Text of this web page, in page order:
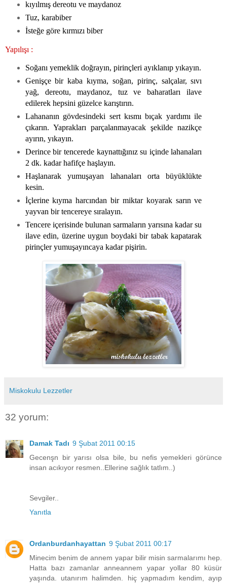
kıyılmış dereotu ve maydanoz
Tuz, karabiber
İsteğe göre kırmızı biber
Yapılışı :
Soğanı yemeklik doğrayın, pirinçleri ayıklanıp yıkayın.
Genişçe bir kaba kıyma, soğan, pirinç, salçalar, sıvı
yağ, dereotu, maydanoz, tuz ve baharatları ilave
edilerek hepsini güzelce karıştırın.
Lahananın gövdesindeki sert kısmı bıçak yardımı ile
çıkarın. Yaprakları parçalanmayacak şekilde nazikçe
ayırın, yıkayın.
Derince bir tencerede kaynattığınız su içinde lahanaları
2 dk. kadar hafifçe haşlayın.
Haşlanarak yumuşayan lahanaları orta büyüklükte
kesin.
İçlerine kıyma harcından bir miktar koyarak sarın ve
yayvan bir tencereye sıralayın.
Tencere içerisinde bulunan sarmaların yarısına kadar su
ilave edin, üzerine uygun boydaki bir tabak kapatarak
pirinçler yumuşayıncaya kadar pişirin.
Miskokulu Lezzetler
32 yorum:
Damak Tadı 9 Şubat 2011 00:15
Gecenşn bir yarısı olsa bile, bu nefis yemekleri görünce
insan acıkıyor resmen..Ellerine sağlık tatlım..)
Sevgiler..
Yanıtla
Ordanburdanhayattan 9 Şubat 2011 00:17
Minecim benim de annem yapar bilir misin sarmalarımı hep.
Hatta bazı zamanlar anneannem yapar yollar 80 küsür
yaşında. utanırım halimden. hiç yapmadım kendim, ayıp